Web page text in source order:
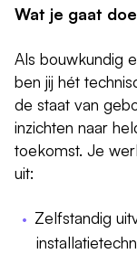
Wat je gaat
Als bouwkundig
ben jij hét
de staat van
inzichten naar
toekomst. Je
uit:
Zelfstandig